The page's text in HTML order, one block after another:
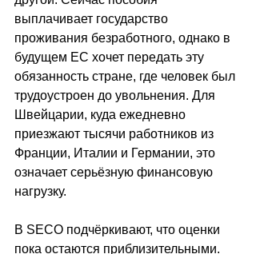
выплачивает государство
проживания безработного, однако в
будущем ЕС хочет передать эту
обязанность стране, где человек был
трудоустроен до увольнения. Для
Швейцарии, куда ежедневно
приезжают тысячи работников из
Франции, Италии и Германии, это
означает серьёзную финансовую
нагрузку.
В SECO подчёркивают, что оценки
пока остаются приблизительными.